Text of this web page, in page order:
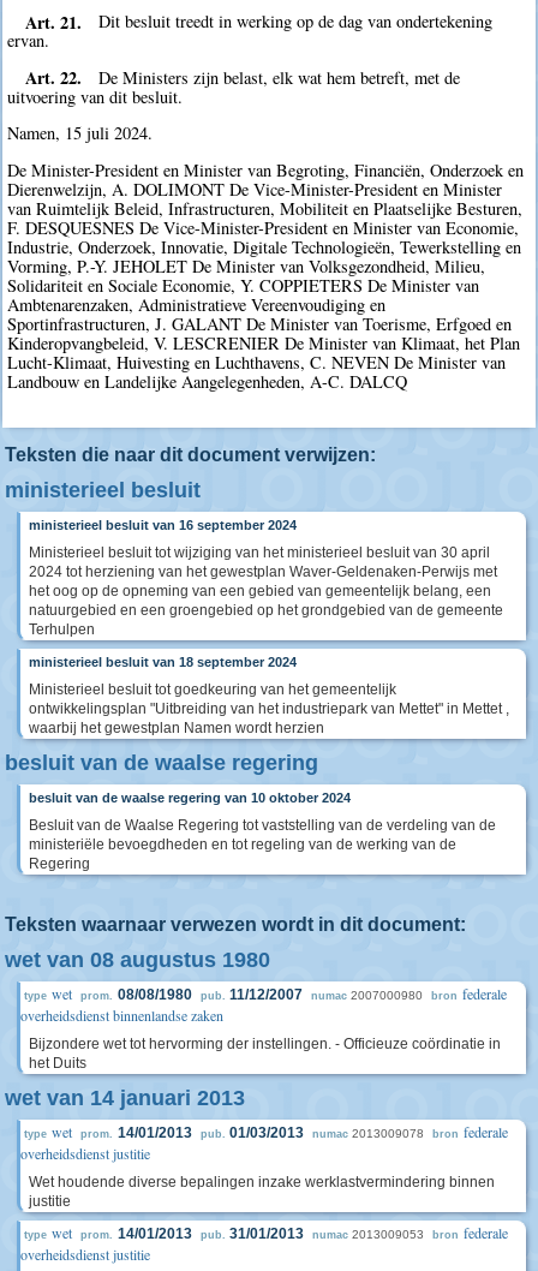
Art. 21.
Dit besluit treedt in werking op de dag van ondertekening
ervan.
Art. 22.
De Ministers zijn belast, elk wat hem betreft, met de
uitvoering van dit besluit.
Namen, 15 juli 2024.
De Minister-President en Minister van Begroting, Financiën, Onderzoek en
Dierenwelzijn, A. DOLIMONT De Vice-Minister-President en Minister
van Ruimtelijk Beleid, Infrastructuren, Mobiliteit en Plaatselijke Besturen,
F. DESQUESNES De Vice-Minister-President en Minister van Economie,
Industrie, Onderzoek, Innovatie, Digitale Technologieën, Tewerkstelling en
Vorming, P.-Y. JEHOLET De Minister van Volksgezondheid, Milieu,
Solidariteit en Sociale Economie, Y. COPPIETERS De Minister van
Ambtenarenzaken, Administratieve Vereenvoudiging en
Sportinfrastructuren, J. GALANT De Minister van Toerisme, Erfgoed en
Kinderopvangbeleid, V. LESCRENIER De Minister van Klimaat, het Plan
Lucht-Klimaat, Huivesting en Luchthavens, C. NEVEN De Minister van
Landbouw en Landelijke Aangelegenheden, A-C. DALCQ
Teksten die naar dit document verwijzen:
ministerieel besluit
ministerieel besluit van 16 september 2024
Ministerieel besluit tot wijziging van het ministerieel besluit van 30 april
2024 tot herziening van het gewestplan Waver-Geldenaken-Perwijs met
het oog op de opneming van een gebied van gemeentelijk belang, een
natuurgebied en een groengebied op het grondgebied van de gemeente
Terhulpen
ministerieel besluit van 18 september 2024
Ministerieel besluit tot goedkeuring van het gemeentelijk
ontwikkelingsplan "Uitbreiding van het industriepark van Mettet" in Mettet ,
waarbij het gewestplan Namen wordt herzien
besluit van de waalse regering
besluit van de waalse regering van 10 oktober 2024
Besluit van de Waalse Regering tot vaststelling van de verdeling van de
ministeriële bevoegdheden en tot regeling van de werking van de
Regering
Teksten waarnaar verwezen wordt in dit document:
wet van 08 augustus 1980
type wet prom. 08/08/1980 pub. 11/12/2007 numac 2007000980 bron federale
overheidsdienst binnenlandse zaken
Bijzondere wet tot hervorming der instellingen. - Officieuze coördinatie in
het Duits
wet van 14 januari 2013
type wet prom. 14/01/2013 pub. 01/03/2013 numac 2013009078 bron federale
overheidsdienst justitie
Wet houdende diverse bepalingen inzake werklastvermindering binnen
justitie
type wet prom. 14/01/2013 pub. 31/01/2013 numac 2013009053 bron federale
overheidsdienst justitie